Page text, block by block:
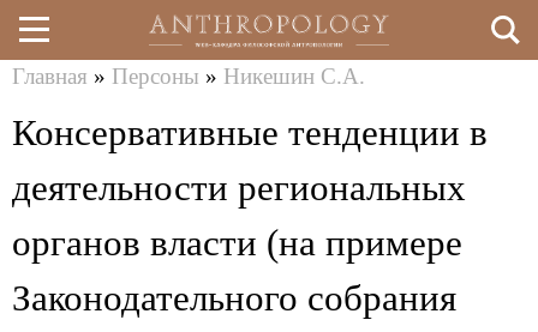
Перейти
к
здесь
Главная » Персоны » Никешин С.А.
Консервативные тенденции в
деятельности региональных
органов власти (на примере
Законодательного собрания